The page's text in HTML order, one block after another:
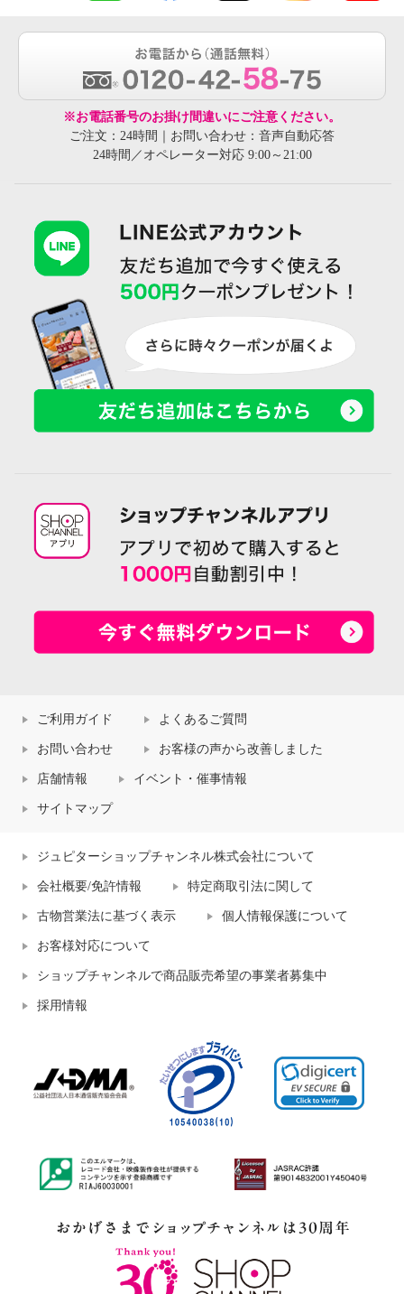
※お電話番号のお掛け間違いにご注意ください。
ご注文：24時間｜お問い合わせ：音声自動応答
24時間／オペレーター対応 9:00～21:00
ご利用ガイド よくあるご質問
お問い合わせ お客様の声から改善しました
店舗情報 イベント・催事情報
サイトマップ
ジュピターショップチャンネル株式会社について
会社概要/免許情報 特定商取引法に関して
古物営業法に基づく表示 個人情報保護について
お客様対応について
ショップチャンネルで商品販売希望の事業者募集中
採用情報